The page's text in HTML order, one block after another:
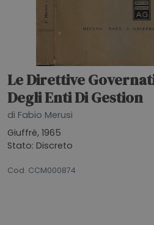
Le Direttive
Degli Enti Di Gestion
di Fabio Merusi
Giuffrè, 1965
Stato: Discreto
Cod. CCM000874